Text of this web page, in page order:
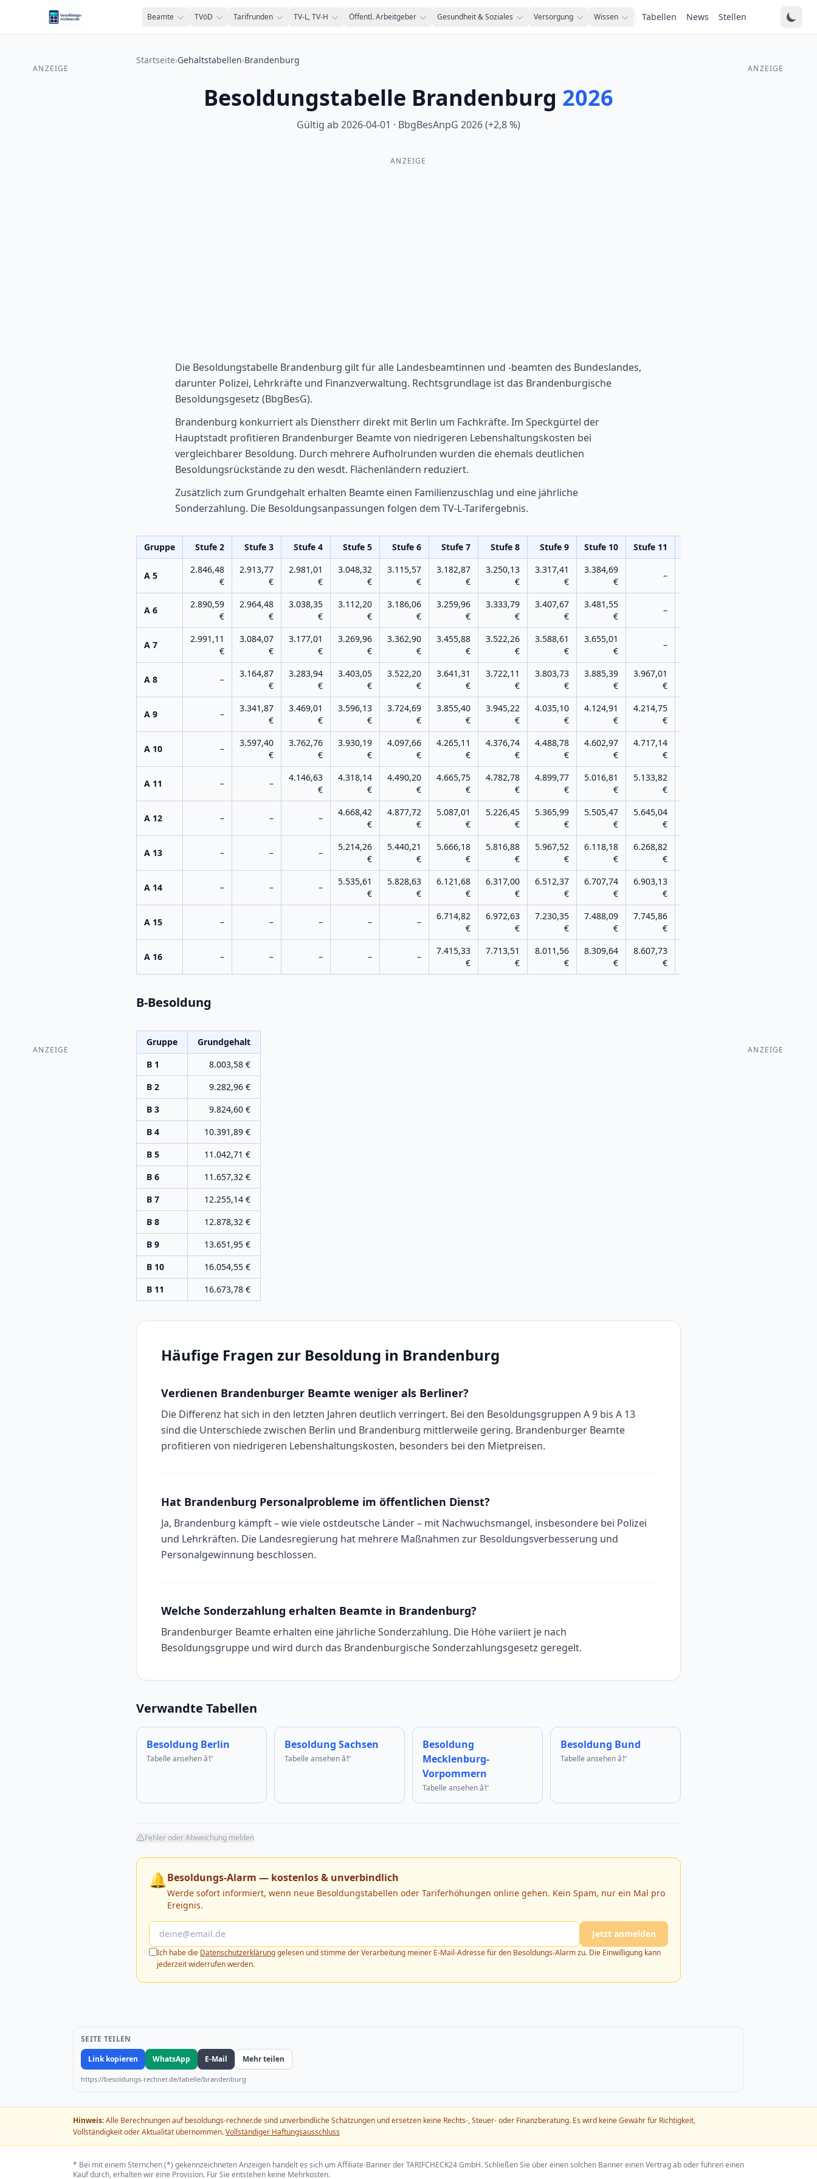
Zum Inhalt springen
Beamte TVöD Tarifrunden TV-L, TV-H Öffentl. Arbeitgeber Gesundheit & Soziales Versorgung Wissen Tabellen News Stellen
ANZEIGE
ANZEIGE
Startseite›Gehaltstabellen›Brandenburg
Besoldungstabelle Brandenburg 2026
Gültig ab 2026-04-01 · BbgBesAnpG 2026 (+2,8 %)
ANZEIGE
Die Besoldungstabelle Brandenburg gilt für alle Landesbeamtinnen und -beamten des Bundeslandes,
darunter Polizei, Lehrkräfte und Finanzverwaltung. Rechtsgrundlage ist das Brandenburgische
Besoldungsgesetz (BbgBesG).
Brandenburg konkurriert als Dienstherr direkt mit Berlin um Fachkräfte. Im Speckgürtel der
Hauptstadt profitieren Brandenburger Beamte von niedrigeren Lebenshaltungskosten bei
vergleichbarer Besoldung. Durch mehrere Aufholrunden wurden die ehemals deutlichen
Besoldungsrückstände zu den wesdt. Flächenländern reduziert.
Zusätzlich zum Grundgehalt erhalten Beamte einen Familienzuschlag und eine jährliche
Sonderzahlung. Die Besoldungsanpassungen folgen dem TV-L-Tarifergebnis.
Gruppe Stufe 2 Stufe 3 Stufe 4 Stufe 5 Stufe 6 Stufe 7 Stufe 8 Stufe 9 Stufe 10 Stufe 11
A 5
2.846,48
€
2.913,77
€
2.981,01
€
3.048,32
€
3.115,57
€
3.182,87
€
3.250,13
€
3.317,41
€
3.384,69
€
–
A 6
2.890,59
€
2.964,48
€
3.038,35
€
3.112,20
€
3.186,06
€
3.259,96
€
3.333,79
€
3.407,67
€
3.481,55
€
–
A 7
2.991,11
€
3.084,07
€
3.177,01
€
3.269,96
€
3.362,90
€
3.455,88
€
3.522,26
€
3.588,61
€
3.655,01
€
–
A 8 –
3.164,87
€
3.283,94
€
3.403,05
€
3.522,20
€
3.641,31
€
3.722,11
€
3.803,73
€
3.885,39
€
3.967,01
€
A 9 –
3.341,87
€
3.469,01
€
3.596,13
€
3.724,69
€
3.855,40
€
3.945,22
€
4.035,10
€
4.124,91
€
4.214,75
€
A 10 –
3.597,40
€
3.762,76
€
3.930,19
€
4.097,66
€
4.265,11
€
4.376,74
€
4.488,78
€
4.602,97
€
4.717,14
€
A 11 – –
4.146,63
€
4.318,14
€
4.490,20
€
4.665,75
€
4.782,78
€
4.899,77
€
5.016,81
€
5.133,82
€
A 12 – – –
4.668,42
€
4.877,72
€
5.087,01
€
5.226,45
€
5.365,99
€
5.505,47
€
5.645,04
€
A 13 – – –
5.214,26
€
5.440,21
€
5.666,18
€
5.816,88
€
5.967,52
€
6.118,18
€
6.268,82
€
A 14 – – –
5.535,61
€
5.828,63
€
6.121,68
€
6.317,00
€
6.512,37
€
6.707,74
€
6.903,13
€
A 15 – – – – –
6.714,82
€
6.972,63
€
7.230,35
€
7.488,09
€
7.745,86
€
A 16 – – – – –
7.415,33
€
7.713,51
€
8.011,56
€
8.309,64
€
8.607,73
€
B-Besoldung
Gruppe
Grundgehalt
B 1
8.003,58 €
B 2
9.282,96 €
B 3
9.824,60 €
B 4
10.391,89 €
B 5
11.042,71 €
B 6
11.657,32 €
B 7
12.255,14 €
B 8
12.878,32 €
B 9
13.651,95 €
B 10
16.054,55 €
B 11
16.673,78 €
Häufige Fragen zur Besoldung in Brandenburg
Verdienen Brandenburger Beamte weniger als Berliner?
Die Differenz hat sich in den letzten Jahren deutlich verringert. Bei den Besoldungsgruppen A 9 bis A 13
sind die Unterschiede zwischen Berlin und Brandenburg mittlerweile gering. Brandenburger Beamte
profitieren von niedrigeren Lebenshaltungskosten, besonders bei den Mietpreisen.
Hat Brandenburg Personalprobleme im öffentlichen Dienst?
Ja, Brandenburg kämpft – wie viele ostdeutsche Länder – mit Nachwuchsmangel, insbesondere bei Polizei
und Lehrkräften. Die Landesregierung hat mehrere Maßnahmen zur Besoldungsverbesserung und
Personalgewinnung beschlossen.
Welche Sonderzahlung erhalten Beamte in Brandenburg?
Brandenburger Beamte erhalten eine jährliche Sonderzahlung. Die Höhe variiert je nach
Besoldungsgruppe und wird durch das Brandenburgische Sonderzahlungsgesetz geregelt.
Verwandte Tabellen
Besoldung Berlin
Tabelle ansehen â†’
Besoldung Sachsen
Tabelle ansehen â†’
Besoldung
Mecklenburg-
Vorpommern
Tabelle ansehen â†’
Besoldung Bund
Tabelle ansehen â†’
Fehler oder Abweichung melden
🔔Besoldungs-Alarm — kostenlos & unverbindlich
Werde sofort informiert, wenn neue Besoldungstabellen oder Tariferhöhungen online gehen. Kein Spam, nur ein Mal pro
Ereignis.
Jetzt anmelden
Ich habe die Datenschutzerklärunggelesen und stimme der Verarbeitung meiner E-Mail-Adresse für den Besoldungs-Alarm zu. Die Einwilligung kann
jederzeit widerrufen werden.
ANZEIGE
ANZEIGE
SEITE TEILEN
Link kopieren
WhatsApp E-Mail Mehr teilen
https://besoldungs-rechner.de/tabelle/brandenburg
Hinweis:Alle Berechnungen auf besoldungs-rechner.de sind unverbindliche Schätzungen und ersetzen keine Rechts-, Steuer- oder Finanzberatung. Es wird keine Gewähr für Richtigkeit,
Vollständigkeit oder Aktualität übernommen.Vollständiger Haftungsausschluss
* Bei mit einem Sternchen (*) gekennzeichneten Anzeigen handelt es sich um Affiliate-Banner der TARIFCHECK24 GmbH. Schließen Sie über einen solchen Banner einen Vertrag ab oder führen einen
Kauf durch, erhalten wir eine Provision. Für Sie entstehen keine Mehrkosten.